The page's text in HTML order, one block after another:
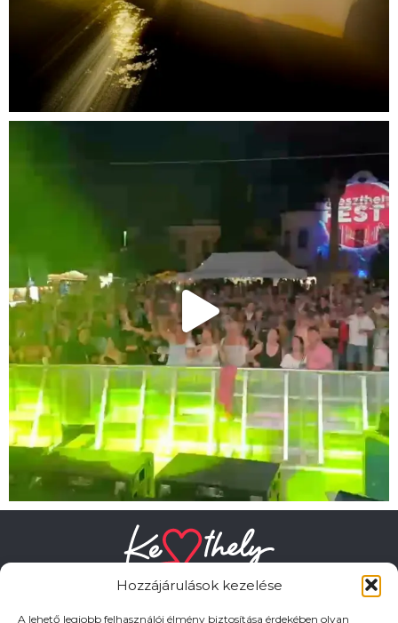
Hozzájárulások kezelése
A lehető legjobb felhasználói élmény biztosítása érdekében olyan